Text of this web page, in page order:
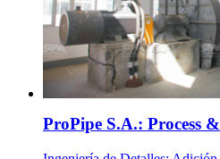
ProPipe S.A.: Process